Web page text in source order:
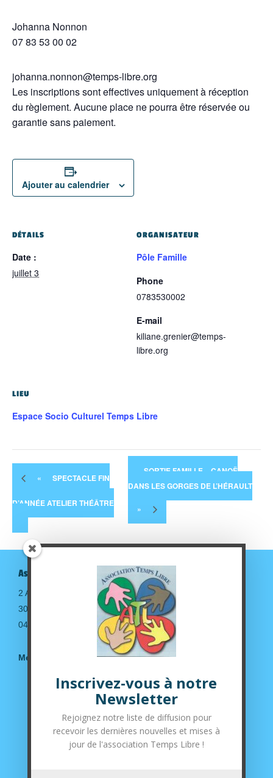
Johanna Nonnon
07 83 53 00 02
johanna.nonnon@temps-libre.org
Les inscriptions sont effectives uniquement à réception
du règlement. Aucune place ne pourra être réservée ou
garantie sans paiement.
Ajouter au calendrier
DÉTAILS
Date :
juillet 3
ORGANISATEUR
Pôle Famille
Phone
0783530002
E-mail
kiliane.grenier@temps-
libre.org
LIEU
Espace Socio Culturel Temps Libre
« SPECTACLE FIN
D’ANNÉE ATELIER THÉÂTRE
SORTIE FAMILLE – CANOË
DANS LES GORGES DE L’HÉRAULT
»
Association Temps Libre
2 Avenue de la gare
30190 Saint-Geniès de Malgoirès
04.66.63.14.36
Mentions légales
Suivez-nous sur nos réseaux sociaux
Inscrivez-vous à notre
Newsletter
Rejoignez notre liste de diffusion pour
recevoir les dernières nouvelles et mises à
jour de l'association Temps Libre !